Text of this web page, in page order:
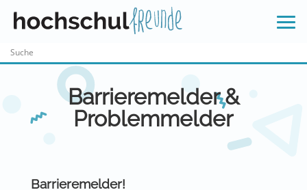
Barrieremelder &
Problemmelder
Barrieremelder!